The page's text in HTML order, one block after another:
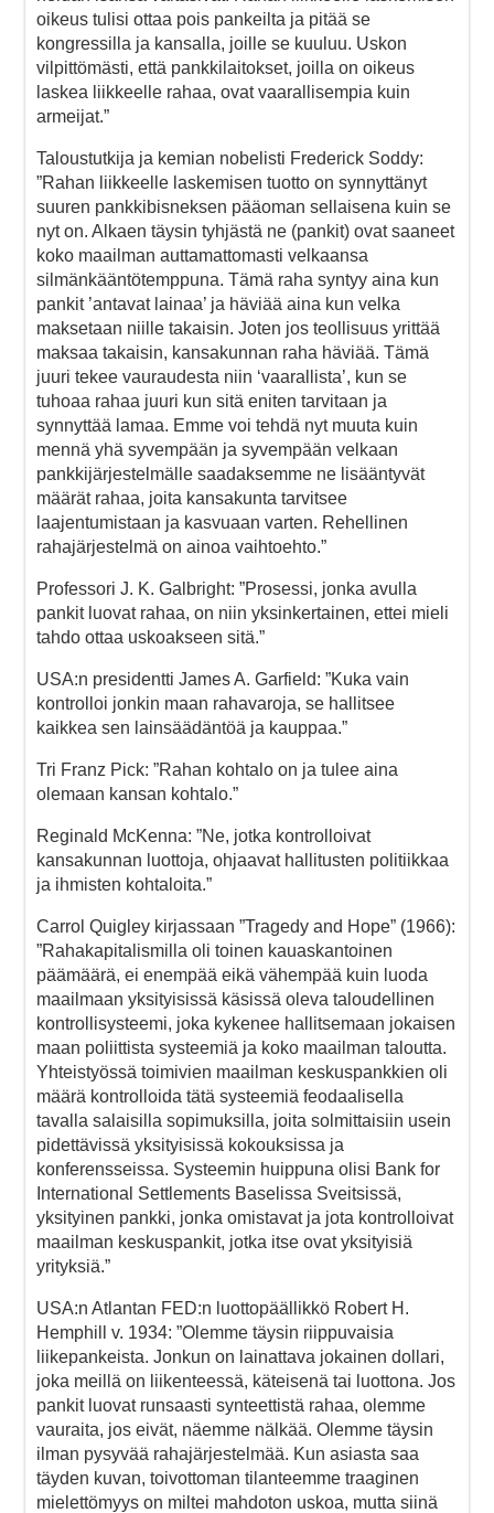
oikeus tulisi ottaa pois pankeilta ja pitää se
kongressilla ja kansalla, joille se kuuluu. Uskon
vilpittömästi, että pankkilaitokset, joilla on oikeus
laskea liikkeelle rahaa, ovat vaarallisempia kuin
armeijat.”
Taloustutkija ja kemian nobelisti Frederick Soddy:
”Rahan liikkeelle laskemisen tuotto on synnyttänyt
suuren pankkibisneksen pääoman sellaisena kuin se
nyt on. Alkaen täysin tyhjästä ne (pankit) ovat saaneet
koko maailman auttamattomasti velkaansa
silmänkääntötemppuna. Tämä raha syntyy aina kun
pankit ’antavat lainaa’ ja häviää aina kun velka
maksetaan niille takaisin. Joten jos teollisuus yrittää
maksaa takaisin, kansakunnan raha häviää. Tämä
juuri tekee vauraudesta niin ‘vaarallista’, kun se
tuhoaa rahaa juuri kun sitä eniten tarvitaan ja
synnyttää lamaa. Emme voi tehdä nyt muuta kuin
mennä yhä syvempään ja syvempään velkaan
pankkijärjestelmälle saadaksemme ne lisääntyvät
määrät rahaa, joita kansakunta tarvitsee
laajentumistaan ja kasvuaan varten. Rehellinen
rahajärjestelmä on ainoa vaihtoehto.”
Professori J. K. Galbright: ”Prosessi, jonka avulla
pankit luovat rahaa, on niin yksinkertainen, ettei mieli
tahdo ottaa uskoakseen sitä.”
USA:n presidentti James A. Garfield: ”Kuka vain
kontrolloi jonkin maan rahavaroja, se hallitsee
kaikkea sen lainsäädäntöä ja kauppaa.”
Tri Franz Pick: ”Rahan kohtalo on ja tulee aina
olemaan kansan kohtalo.”
Reginald McKenna: ”Ne, jotka kontrolloivat
kansakunnan luottoja, ohjaavat hallitusten politiikkaa
ja ihmisten kohtaloita.”
Carrol Quigley kirjassaan ”Tragedy and Hope” (1966):
”Rahakapitalismilla oli toinen kauaskantoinen
päämäärä, ei enempää eikä vähempää kuin luoda
maailmaan yksityisissä käsissä oleva taloudellinen
kontrollisysteemi, joka kykenee hallitsemaan jokaisen
maan poliittista systeemiä ja koko maailman taloutta.
Yhteistyössä toimivien maailman keskuspankkien oli
määrä kontrolloida tätä systeemiä feodaalisella
tavalla salaisilla sopimuksilla, joita solmittaisiin usein
pidettävissä yksityisissä kokouksissa ja
konferensseissa. Systeemin huippuna olisi Bank for
International Settlements Baselissa Sveitsissä,
yksityinen pankki, jonka omistavat ja jota kontrolloivat
maailman keskuspankit, jotka itse ovat yksityisiä
yrityksiä.”
USA:n Atlantan FED:n luottopäällikkö Robert H.
Hemphill v. 1934: ”Olemme täysin riippuvaisia
liikepankeista. Jonkun on lainattava jokainen dollari,
joka meillä on liikenteessä, käteisenä tai luottona. Jos
pankit luovat runsaasti synteettistä rahaa, olemme
vauraita, jos eivät, näemme nälkää. Olemme täysin
ilman pysyvää rahajärjestelmää. Kun asiasta saa
täyden kuvan, toivottoman tilanteemme traaginen
mielettömyys on miltei mahdoton uskoa, mutta siinä